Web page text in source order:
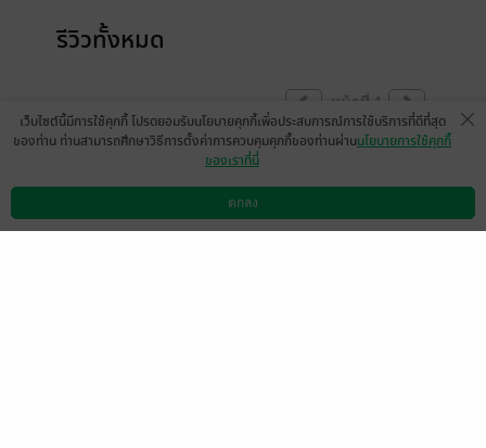
รีวิวทั้งหมด
หน้าที่ 1
22 มิ.ย. 256813:19 น.
ดาวน์โหลดแอป วิธีการใช้งาน ติดต่อเรา
เว็บไซต์นี้มีการใช้คุกกี้ โปรดยอมรับนโยบายคุกกี้เพื่อประสบการณ์การใช้บริการที่ดีที่สุด
ของท่าน ท่านสามารถศึกษาวิธีการตั้งค่าการควบคุมคุกกี้ของท่านผ่านนโยบายการใช้คุกกี้
ของเราที่นี่
ตกลง